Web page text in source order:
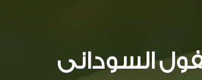
السودانى